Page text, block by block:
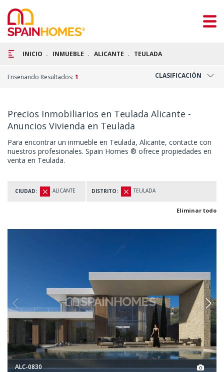
INICIO INMUEBLE ALICANTE TEULADA
CLASIFICACIÓN
Enseñando Resultados: 1
Precios Inmobiliarios en Teulada Alicante -
Anuncios Vivienda en Teulada
Para encontrar un inmueble en Teulada, Alicante, contacte con
nuestros profesionales. Spain Homes ® ofrece propiedades en
venta en Teulada.
CIUDAD: ALICANTE DISTRITO: TEULADA
Eliminar todo
ALC-0830